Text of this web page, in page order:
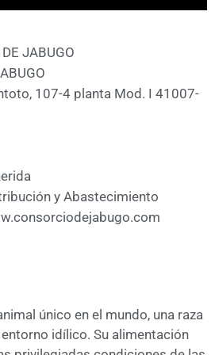
JABUGO
107-4 planta Mod. I 41007-
y Abastecimiento
único en el mundo, una raza
idílico. Su alimentación